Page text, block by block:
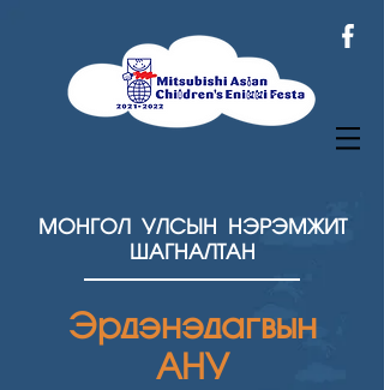
МОНГОЛ УЛСЫН НЭРЭМЖИТ
ШАГНАЛТАН
Эрдэнэдагвын
АНУ